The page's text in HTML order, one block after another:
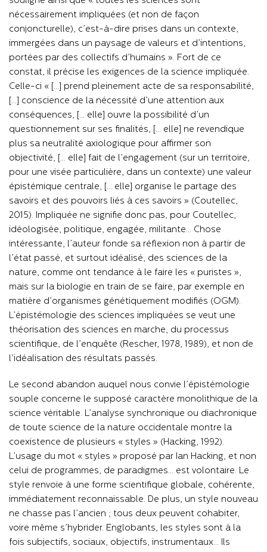
nécessairement impliquées (et non de façon
conjoncturelle), c’est-à-dire prises dans un contexte,
immergées dans un paysage de valeurs et d’intentions,
portées par des collectifs d’humains ». Fort de ce
constat, il précise les exigences de la science impliquée.
Celle-ci « […] prend pleinement acte de sa responsabilité,
[...] conscience de la nécessité d’une attention aux
conséquences, [… elle] ouvre la possibilité d’un
questionnement sur ses finalités, [… elle] ne revendique
plus sa neutralité axiologique pour affirmer son
objectivité, [… elle] fait de l’engagement (sur un territoire,
pour une visée particulière, dans un contexte) une valeur
épistémique centrale, [… elle] organise le partage des
savoirs et des pouvoirs liés à ces savoirs » (Coutellec,
2015). Impliquée ne signifie donc pas, pour Coutellec,
idéologisée, politique, engagée, militante… Chose
intéressante, l’auteur fonde sa réflexion non à partir de
l’état passé, et surtout idéalisé, des sciences de la
nature, comme ont tendance à le faire les « puristes »,
mais sur la biologie en train de se faire, par exemple en
matière d’organismes génétiquement modifiés (OGM).
L’épistémologie des sciences impliquées se veut une
théorisation des sciences en marche, du processus
scientifique, de l’enquête (Rescher, 1978, 1989), et non de
l’idéalisation des résultats passés.
Le second abandon auquel nous convie l’épistémologie
souple concerne le supposé caractère monolithique de la
science véritable. L’analyse synchronique ou diachronique
de toute science de la nature occidentale montre la
coexistence de plusieurs « styles » (Hacking, 1992).
L’usage du mot « styles » proposé par Ian Hacking, et non
celui de programmes, de paradigmes… est volontaire. Le
style renvoie à une forme scientifique globale, cohérente,
immédiatement reconnaissable. De plus, un style nouveau
ne chasse pas l’ancien ; tous deux peuvent cohabiter,
voire même s’hybrider. Englobants, les styles sont à la
fois subjectifs, sociaux, objectifs, instrumentaux… Ils